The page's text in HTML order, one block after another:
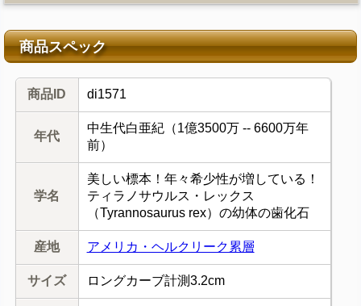
商品スペック
商品ID di1571
年代
中生代白亜紀（1億3500万 -- 6600万年
前）
学名
美しい標本！年々希少性が増している！
ティラノサウルス・レックス
（Tyrannosaurus rex）の幼体の歯化石
産地 アメリカ・ヘルクリーク累層
サイズ ロングカーブ計測3.2cm